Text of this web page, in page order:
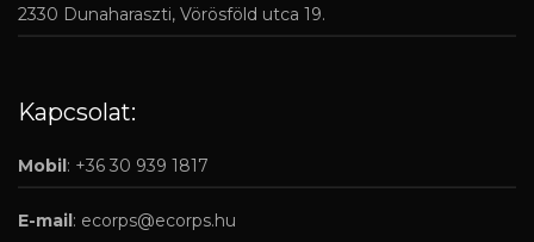
2330 Dunaharaszti, Vörösföld utca 19.
Kapcsolat:
Mobil : +36 30 939 1817
E-mail : ecorps@ecorps.hu